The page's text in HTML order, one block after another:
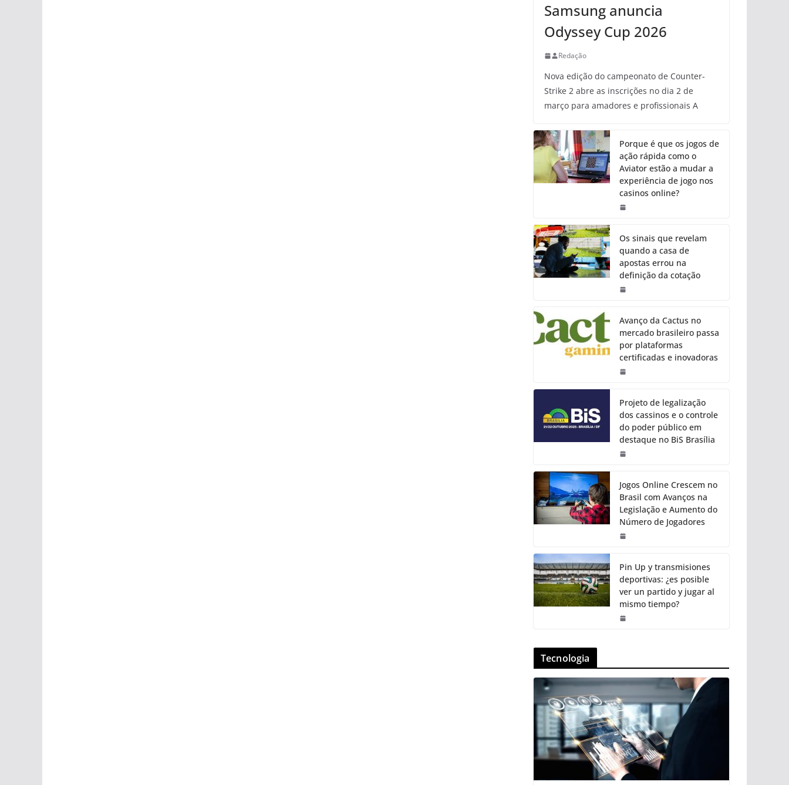
Samsung anuncia
Odyssey Cup 2026
Redação
Nova edição do campeonato de Counter-
Strike 2 abre as inscrições no dia 2 de
março para amadores e profissionais A
Porque é que os jogos de
ação rápida como o
Aviator estão a mudar a
experiência de jogo nos
casinos online?
Os sinais que revelam
quando a casa de
apostas errou na
definição da cotação
Avanço da Cactus no
mercado brasileiro passa
por plataformas
certificadas e inovadoras
Projeto de legalização
dos cassinos e o controle
do poder público em
destaque no BiS Brasília
Jogos Online Crescem no
Brasil com Avanços na
Legislação e Aumento do
Número de Jogadores
Pin Up y transmisiones
deportivas: ¿es posible
ver un partido y jugar al
mismo tiempo?
Tecnologia